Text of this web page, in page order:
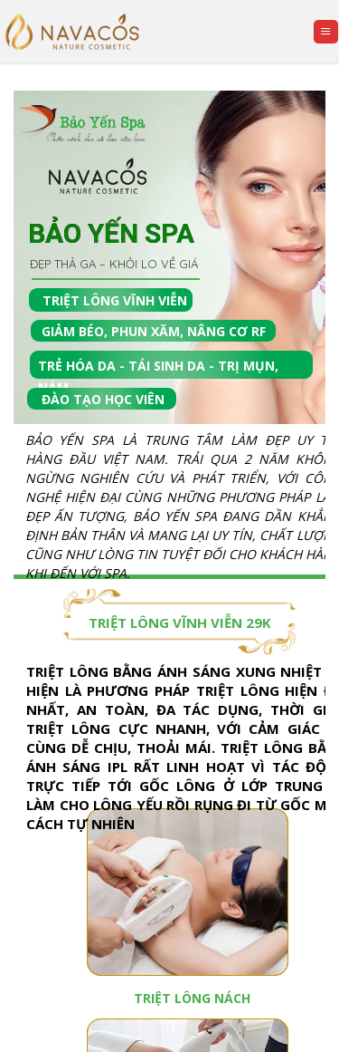
to
content
BẢO YẾN SPA
ĐẸP THẢ GA – KHỎI LO VỀ GIÁ
GIẢM BÉO, PHUN XĂM, NÂNG CƠ RF
TRẺ HÓA DA - TÁI SINH DA - TRỊ MỤN,
NÁM
ĐÀO TẠO HỌC VIÊN
TRIỆT LÔNG VĨNH VIỄN
BẢO YẾN SPA LÀ TRUNG TÂM LÀM ĐẸP UY TÍN
HÀNG ĐẦU VIỆT NAM. TRẢI QUA 2 NĂM KHÔNG
NGỪNG NGHIÊN CỨU VÀ PHÁT TRIỂN, VỚI CÔNG
NGHỆ HIỆN ĐẠI CÙNG NHỮNG PHƯƠNG PHÁP LÀM
ĐẸP ẤN TƯỢNG, BẢO YẾN SPA ĐANG DẦN KHẲNG
ĐỊNH BẢN THÂN VÀ MANG LẠI UY TÍN, CHẤT LƯỢNG
CŨNG NHƯ LÒNG TIN TUYỆT ĐỐI CHO KHÁCH HÀNG
KHI ĐẾN VỚI SPA.
TRIỆT LÔNG VĨNH VIỄN 29K
TRIỆT LÔNG NÁCH
TRIỆT LÔNG BẰNG ÁNH SÁNG XUNG NHIỆT IPL
HIỆN LÀ PHƯƠNG PHÁP TRIỆT LÔNG HIỆN ĐẠI
NHẤT, AN TOÀN, ĐA TÁC DỤNG, THỜI GIAN
TRIỆT LÔNG CỰC NHANH, VỚI CẢM GIÁC VÔ
CÙNG DỄ CHỊU, THOẢI MÁI. TRIỆT LÔNG BẰNG
ÁNH SÁNG IPL RẤT LINH HOẠT VÌ TÁC ĐỘNG
TRỰC TIẾP TỚI GỐC LÔNG Ở LỚP TRUNG BÌ,
LÀM CHO LÔNG YẾU RỒI RỤNG ĐI TỪ GỐC MỘT
CÁCH TỰ NHIÊN